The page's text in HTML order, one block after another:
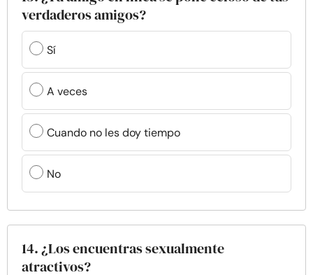
verdaderos amigos?
Sí
A veces
Cuando no les doy tiempo
No
14. ¿Los encuentras sexualmente
atractivos?